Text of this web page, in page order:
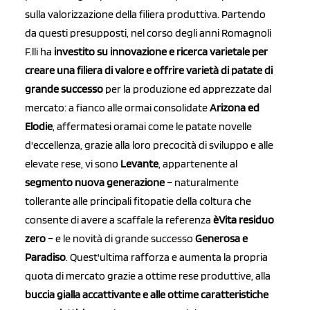
sulla valorizzazione della filiera produttiva. Partendo
da questi presupposti, nel corso degli anni Romagnoli
F.lli ha investito su innovazione e ricerca varietale per
creare una filiera di valore e offrire varietà di patate di
grande successo per la produzione ed apprezzate dal
mercato: a fianco alle ormai consolidateArizona ed
Elodie, affermatesi oramai come le patate novelle
d'eccellenza, grazie alla loro precocità di sviluppo e alle
elevate rese, vi sono Levante, appartenente al
segmento nuova generazione– naturalmente
tollerante alle principali fitopatie della coltura che
consente di avere a scaffale la referenza èVita residuo
zero– e le novità di grande successo Generosa e
Paradiso. Quest'ultima rafforza e aumenta la propria
quota di mercato grazie a ottime rese produttive, alla
buccia gialla accattivante e alle ottime caratteristiche